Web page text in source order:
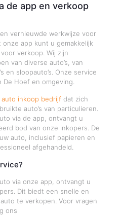
de app en verkoop
vernieuwde werkwijze voor
onze app kunt u gemakkelijk
verkoop. Wij zijn
van diverse auto’s, van
en sloopauto’s. Onze service
Hoef en omgeving.
auto inkoop bedrijfdat zich
auto’s van particulieren.
via de app, ontvangt u
bod van onze inkopers. De
auto, inclusief papieren en
afgehandeld.
via onze app, ontvangt u
Dit biedt een snelle en
te verkopen. Voor vragen
ons